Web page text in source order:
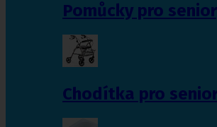
Pomůcky pro
Chodítka pro